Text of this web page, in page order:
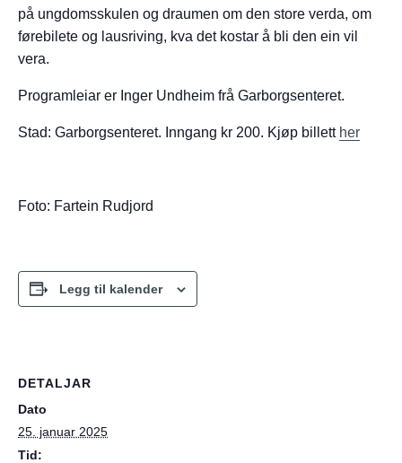
på ungdomsskulen og draumen om den store verda, om
førebilete og lausriving, kva det kostar å bli den ein vil
vera.
Programleiar er Inger Undheim frå Garborgsenteret.
Stad: Garborgsenteret. Inngang kr 200. Kjøp billett her
Foto: Fartein Rudjord
Legg til kalender
DETALJAR
Dato
25. januar 2025
Tid: